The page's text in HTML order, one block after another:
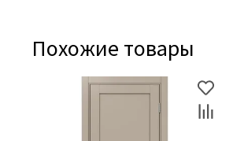
Похожие товары